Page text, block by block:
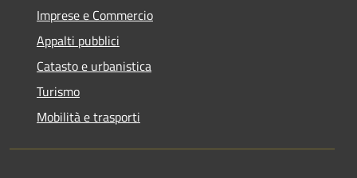
Imprese e Commercio
Appalti pubblici
Catasto e urbanistica
Turismo
Mobilità e trasporti